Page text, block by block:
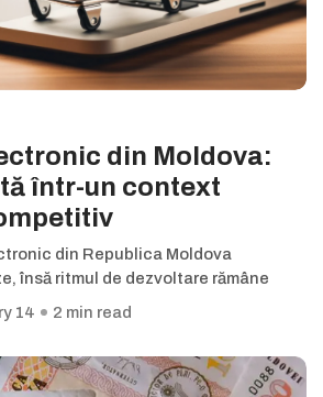
din Moldova:
într-un context
din Republica Moldova
însă ritmul de dezvoltare rămâne
14 2 min read